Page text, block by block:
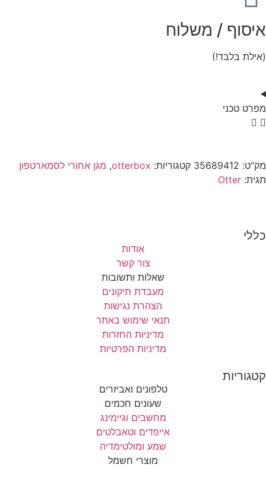
איסוף / משלוח
(אילת בלבד!)
מפרט טכני
מק"ט: 35689412 קטגוריות: otterbox
, מגן אחורי לסמארטפון
תגית: Otter
כללי
אודות
צור קשר
שאלות ותשובות
מעבדת תיקונים
הצהרת נגישות
תנאי שימוש באתר
מדיניות החזרות
מדיניות הפרטיות
קטגוריות
טלפונים ואביזרים
שעונים חכמים
מחשבים וגיימינג
אייפדים וטאבלטים
שמע ומולטימדיה
מוצרי חשמל